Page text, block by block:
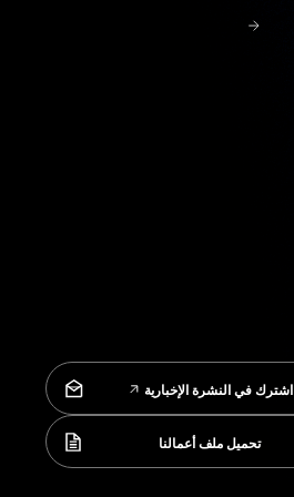
اشترك في النشرة الإخباريةاشترك في النشرة الإخبارية
تحميل ملف أعمالنا
تحميل ملف أعمالنا